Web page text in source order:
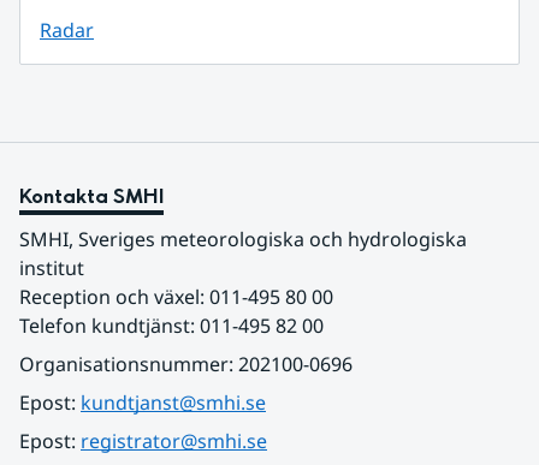
Radar
Kontakta SMHI
SMHI, Sveriges meteorologiska och hydrologiska
institut
Reception och växel: 011-495 80 00
Telefon kundtjänst: 011-495 82 00
Organisationsnummer: 202100-0696
Epost: kundtjanst@smhi.se
Epost: registrator@smhi.se